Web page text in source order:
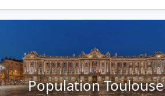
Population Toulouse